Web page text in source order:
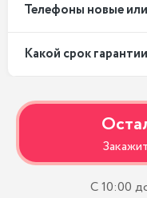
Телефоны новые
Какой срок
С 10:00